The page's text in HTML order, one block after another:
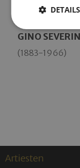
GINO
(1883-1966)
Artiesten